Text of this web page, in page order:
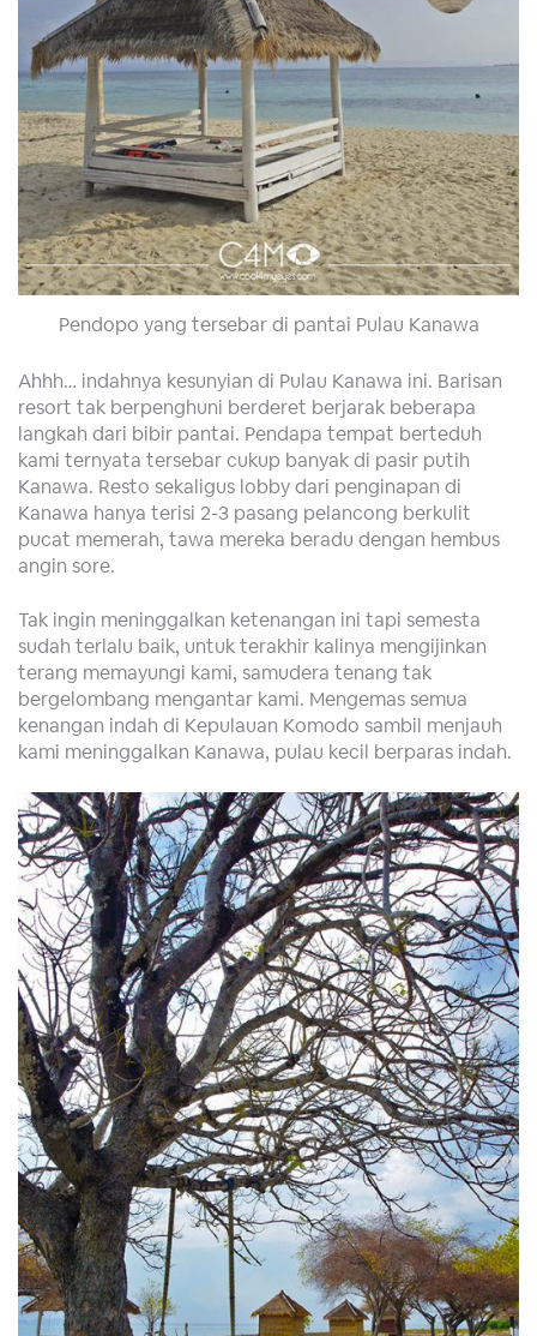
Pendopo yang tersebar di pantai Pulau Kanawa
Ahhh… indahnya kesunyian di Pulau Kanawa ini. Barisan
resort tak berpenghuni berderet berjarak beberapa
langkah dari bibir pantai. Pendapa tempat berteduh
kami ternyata tersebar cukup banyak di pasir putih
Kanawa. Resto sekaligus lobby dari penginapan di
Kanawa hanya terisi 2-3 pasang pelancong berkulit
pucat memerah, tawa mereka beradu dengan hembus
angin sore.
Tak ingin meninggalkan ketenangan ini tapi semesta
sudah terlalu baik, untuk terakhir kalinya mengijinkan
terang memayungi kami, samudera tenang tak
bergelombang mengantar kami. Mengemas semua
kenangan indah di Kepulauan Komodo sambil menjauh
kami meninggalkan Kanawa, pulau kecil berparas indah.